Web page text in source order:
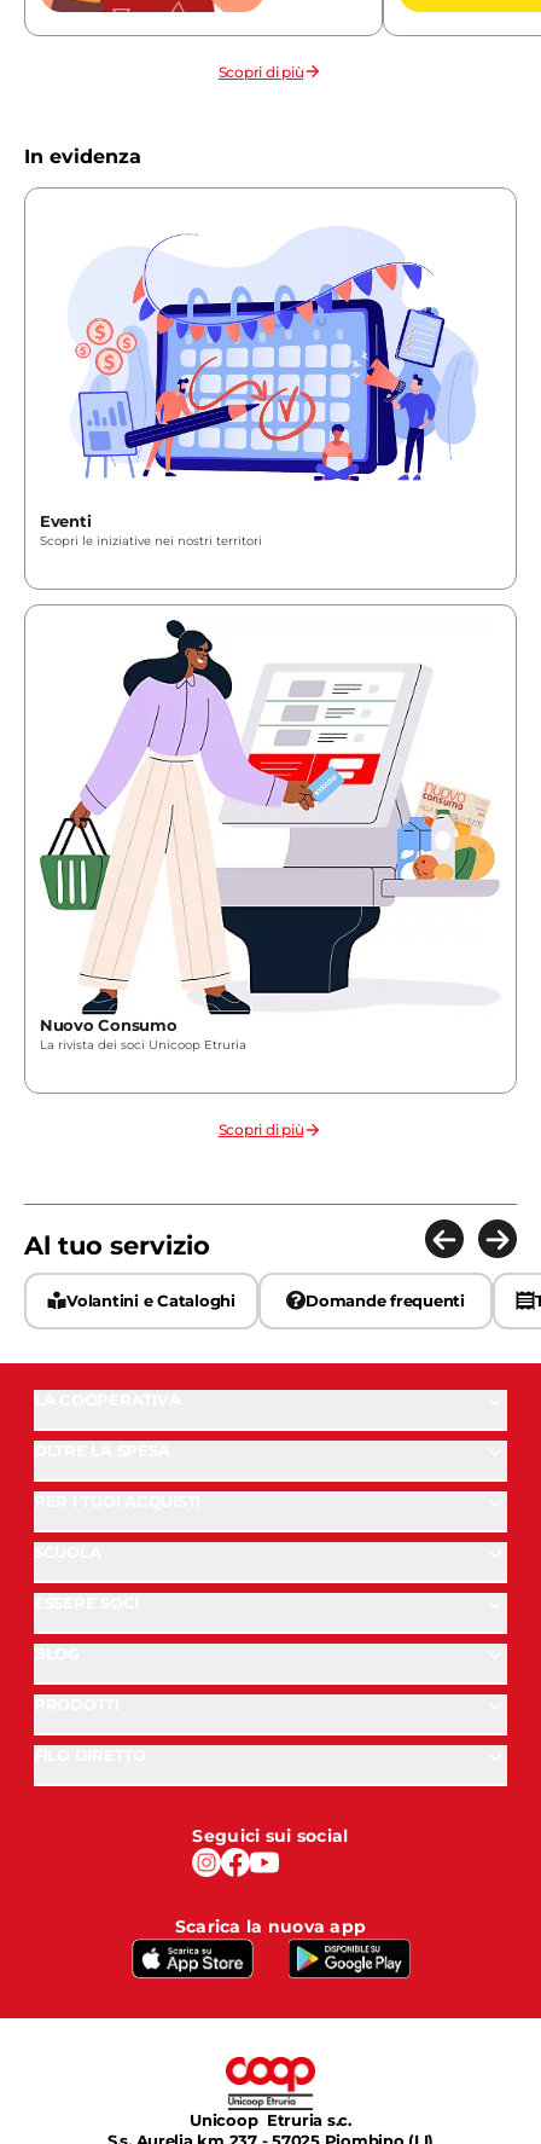
Scopri di più
In evidenza
Eventi
Scopri le iniziative nei nostri territori
Nuovo Consumo
La rivista dei soci Unicoop Etruria
Scopri di più
Al tuo servizio
Volantini e Cataloghi Domande frequenti
Seguici sui social
Scarica la nuova app
Unicoop Etruria s.c.
S.s. Aurelia km 237 - 57025 Piombino (LI)